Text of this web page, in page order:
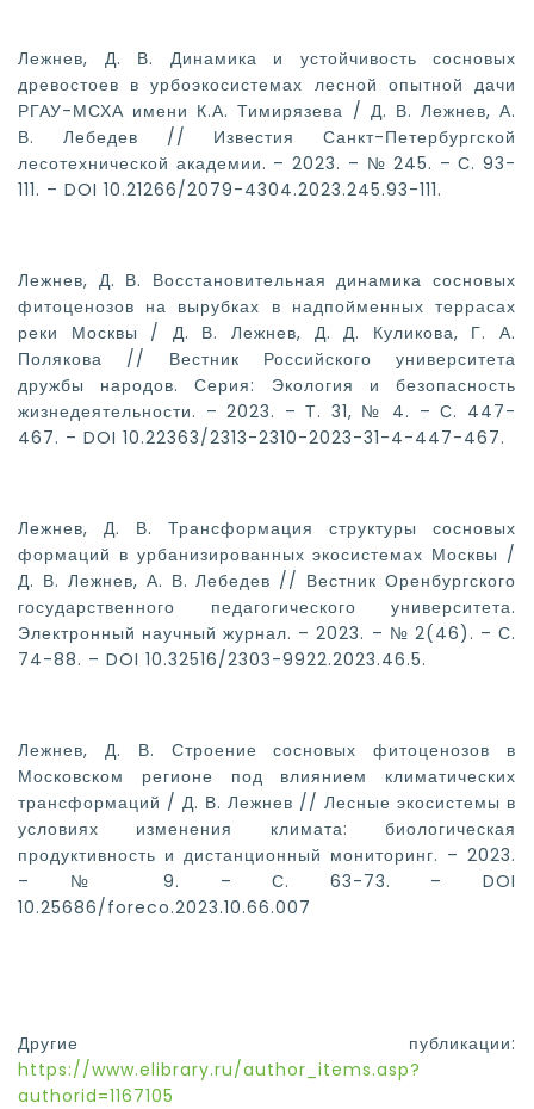
Лежнев, Д. В. Динамика и устойчивость сосновых
древостоев в урбоэкосистемах лесной опытной дачи
РГАУ-МСХА имени К.А. Тимирязева / Д. В. Лежнев, А.
В. Лебедев // Известия Санкт-Петербургской
лесотехнической академии. – 2023. – № 245. – С. 93-
111. – DOI 10.21266/2079-4304.2023.245.93-111.
Лежнев, Д. В. Восстановительная динамика сосновых
фитоценозов на вырубках в надпойменных террасах
реки Москвы / Д. В. Лежнев, Д. Д. Куликова, Г. А.
Полякова // Вестник Российского университета
дружбы народов. Серия: Экология и безопасность
жизнедеятельности. – 2023. – Т. 31, № 4. – С. 447-
467. – DOI 10.22363/2313-2310-2023-31-4-447-467.
Лежнев, Д. В. Трансформация структуры сосновых
формаций в урбанизированных экосистемах Москвы /
Д. В. Лежнев, А. В. Лебедев // Вестник Оренбургского
государственного педагогического университета.
Электронный научный журнал. – 2023. – № 2(46). – С.
74-88. – DOI 10.32516/2303-9922.2023.46.5.
Лежнев, Д. В. Строение сосновых фитоценозов в
Московском регионе под влиянием климатических
трансформаций / Д. В. Лежнев // Лесные экосистемы в
условиях изменения климата: биологическая
продуктивность и дистанционный мониторинг. – 2023.
– № 9. – С. 63-73. – DOI
10.25686/foreco.2023.10.66.007
Другие публикации:
https://www.elibrary.ru/author_items.asp?
authorid=1167105